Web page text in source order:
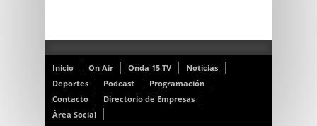
Inicio On Air Onda 15 TV
Noticias
Deportes
Podcast
Programación
Contacto
Directorio de Empresas
Área Social